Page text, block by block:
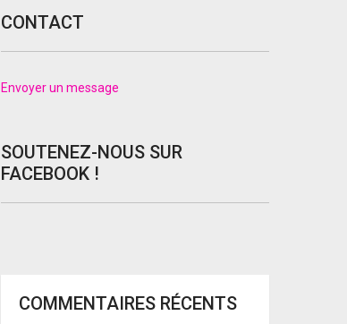
CONTACT
Envoyer un message
SOUTENEZ-NOUS SUR
FACEBOOK !
COMMENTAIRES RÉCENTS